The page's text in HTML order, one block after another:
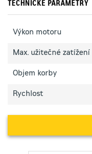
TECHNICKÉ PARAMETRY
Výkon motoru
Max. užitečné zatížení
Objem korby
Rychlost